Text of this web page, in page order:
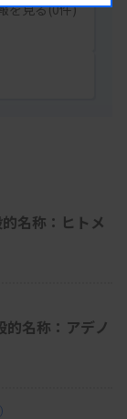
を見る(0件)
名称：ヒトメ
名称：アデノ